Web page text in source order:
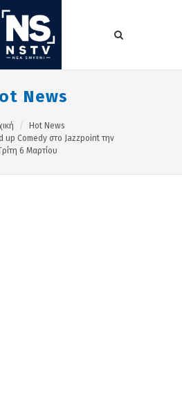
News
Hot News
up Comedy στο Jazzpoint την
6 Μαρτίου